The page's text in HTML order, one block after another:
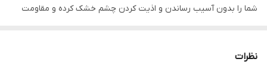
شما را بدون آسیب رساندن و اذیت کردن چشم خشک کرده و مقاومت
نظرات